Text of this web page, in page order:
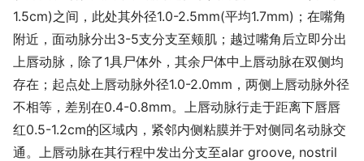
1.5cm)之间，此处其外径1.0-2.5mm(平均1.7mm)；在嘴角
附近，面动脉分出3-5支分支至颊肌；越过嘴角后立即分出
上唇动脉，除了1具尸体外，其余尸体中上唇动脉在双侧均
存在；起点处上唇动脉外径1.0-2.0mm，两侧上唇动脉外径
不相等，差别在0.4-0.8mm。上唇动脉行走于距离下唇唇
红0.5-1.2cm的区域内，紧邻内侧粘膜并于对侧同名动脉交
通。上唇动脉在其行程中发出分支至alar groove, nostril